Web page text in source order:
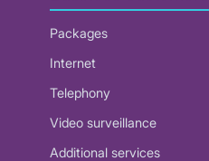
Packages
Internet
Telephony
Video surveillance
Additional services